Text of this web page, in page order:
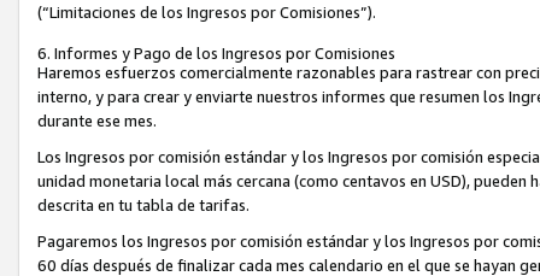
(“Limitaciones de los Ingresos por Comisiones”).
6. Informes y Pago de los Ingresos por Comisiones
Haremos esfuerzos comercialmente razonables para rastrear con
interno, y para crear y enviarte nuestros informes que resumen los
durante ese mes.
Los Ingresos por comisión estándar y los Ingresos por comisión
unidad monetaria local más cercana (como centavos en USD),
descrita en tu tabla de tarifas.
Pagaremos los Ingresos por comisión estándar y los Ingresos por
60 días después de finalizar cada mes calendario en el que se hayan